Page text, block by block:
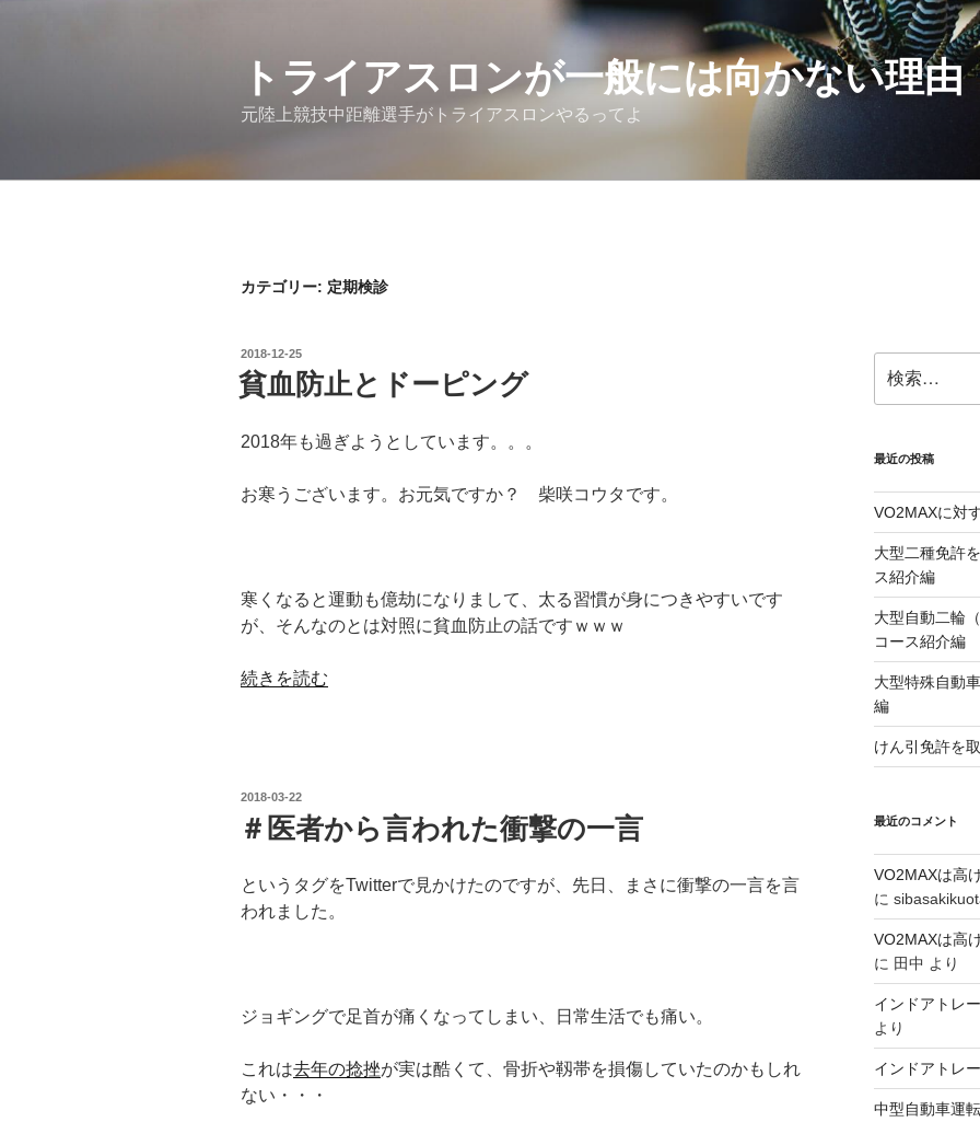
トライアスロンが一般には向かない理由
元陸上競技中距離選手がトライアスロンやるってよ
カテゴリー: 定期検診
投
稿
日:
2018-12-25
貧血防止とドーピング
2018年も過ぎようとしています。。。
お寒うございます。お元気ですか？ 柴咲コウタです。
寒くなると運動も億劫になりまして、太る習慣が身につきやすいです
が、そんなのとは対照に貧血防止の話ですｗｗｗ
“貧
ー
ン
グ”
続きを読む
投
日:
2018-03-22
＃医者から言われた衝撃の一言
というタグをTwitterで見かけたのですが、先日、まさに衝撃の一言を言
われました。
ジョギングで足首が痛くなってしまい、日常生活でも痛い。
これは去年の捻挫が実は酷くて、骨折や靱帯を損傷していたのかもしれ
ない・・・
索:
最近の投稿
VO2MAXに対
大型二種免許
ス紹介編
大型自動二輪
コース紹介編
大型特殊自動
編
けん引免許を
最近のコメント
VO2MAXは高
に
VO2MAXは高
に 田中 より
インドアトレ
より
インドアトレ
中型自動車運